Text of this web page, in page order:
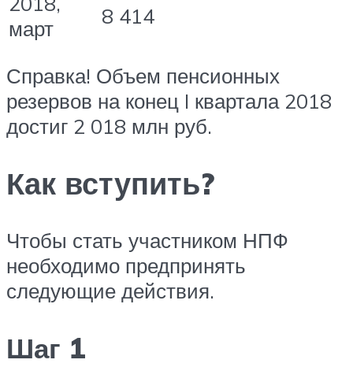
март
8 414
Справка! Объем пенсионных
резервов на конец I квартала 2018
достиг 2 018 млн руб.
Как вступить?
Чтобы стать участником НПФ
необходимо предпринять
следующие действия.
Шаг 1